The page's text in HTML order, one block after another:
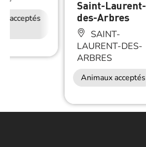
acceptés
Accès Internet
Saint-Laurent-
des-Arbres
SAINT-
LAURENT-DES-
ARBRES
Animaux acceptés